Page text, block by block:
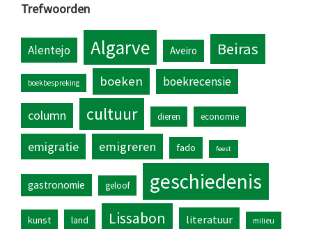
Trefwoorden
Alentejo Algarve Aveiro Beiras
boekbespreking boeken boekrecensie
column cultuur dieren economie
emigratie emigreren fado feest
gastronomie geloof geschiedenis
kunst land Lissabon literatuur milieu